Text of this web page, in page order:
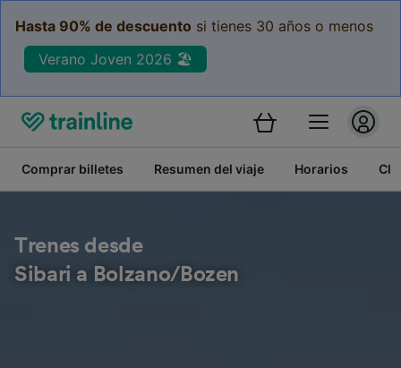
Hasta 90% de descuento si tienes 30 años o menos
Verano Joven 2026 🏖️
Comprar billetes Resumen del viaje Horarios
Trenes desde
Sibari a Bolzano/Bozen